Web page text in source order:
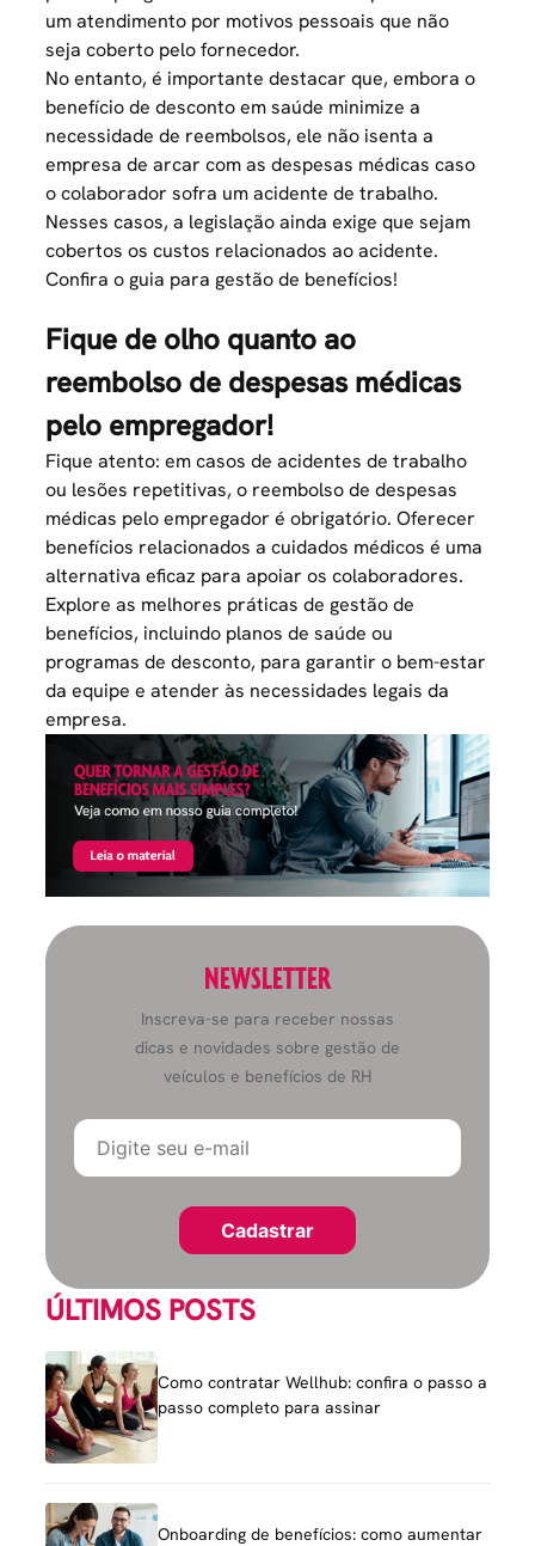
um atendimento por motivos pessoais que não
seja coberto pelo fornecedor.
No entanto, é importante destacar que, embora o
benefício de desconto em saúde minimize a
necessidade de reembolsos, ele não isenta a
empresa de arcar com as despesas médicas caso
o colaborador sofra um acidente de trabalho.
Nesses casos, a legislação ainda exige que sejam
cobertos os custos relacionados ao acidente.
Confira o guia para gestão de benefícios!
Fique de olho quanto ao
reembolso de despesas médicas
pelo empregador!
Fique atento: em casos de acidentes de trabalho
ou lesões repetitivas, o reembolso de despesas
médicas pelo empregador é obrigatório. Oferecer
benefícios relacionados a cuidados médicos é uma
alternativa eficaz para apoiar os colaboradores.
Explore as melhores práticas de gestão de
benefícios, incluindo planos de saúde ou
programas de desconto, para garantir o bem-estar
da equipe e atender às necessidades legais da
empresa.
NEWSLETTER
Inscreva-se para receber nossas
dicas e novidades sobre gestão de
veículos e benefícios de RH
ÚLTIMOS POSTS
Como contratar Wellhub: confira o passo a
passo completo para assinar
Onboarding de benefícios: como aumentar